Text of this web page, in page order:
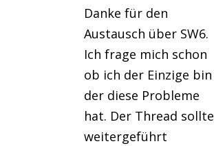
Danke für den
Austausch über SW6.
Ich frage mich schon
ob ich der Einzige bin
der diese Probleme
hat. Der Thread sollte
weitergeführt